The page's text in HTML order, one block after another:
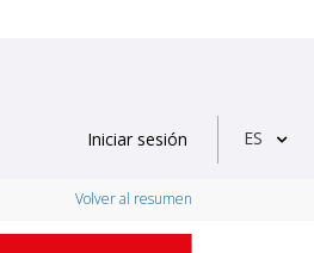
Iniciar sesión ES
Volver al resumen